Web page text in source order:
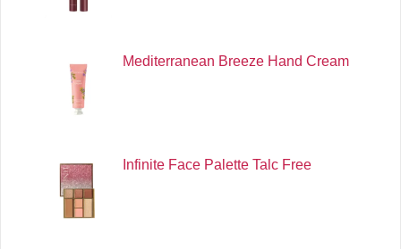
Mediterranean Breeze Hand Cream
Infinite Face Palette Talc Free